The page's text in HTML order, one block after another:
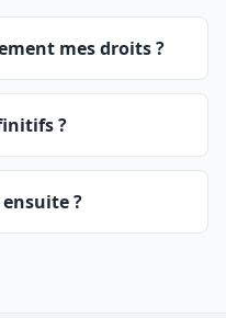
mes droits ?
?
?